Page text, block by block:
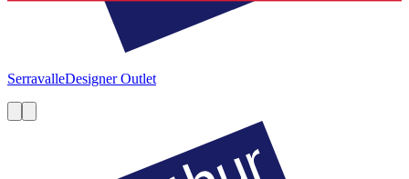
SerravalleDesigner Outlet